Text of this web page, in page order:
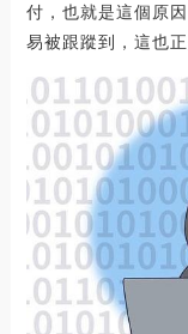
付，也就是這個原
易被跟蹤到，這也